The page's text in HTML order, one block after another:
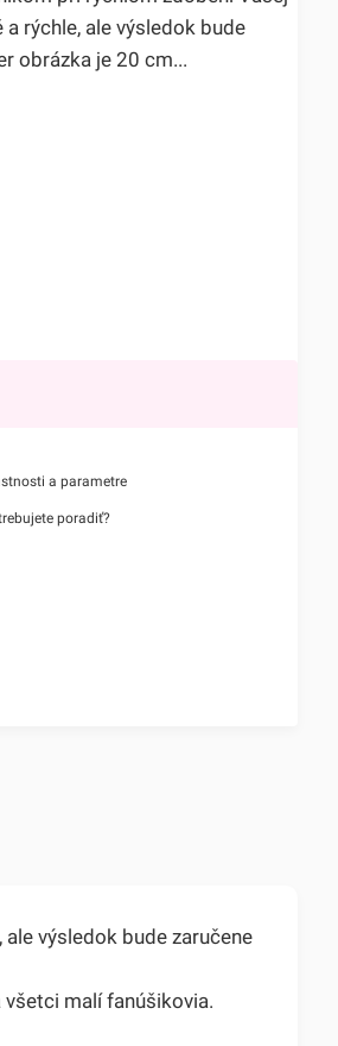
rýchle, ale výsledok bude
obrázka je 20 cm...
a parametre
poradiť?
výsledok bude zaručene
malí fanúšikovia.